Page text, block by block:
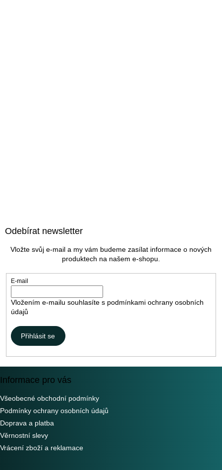
Odebírat newsletter
Vložte svůj e-mail a my vám budeme zasílat informace o nových
produktech na našem e-shopu.
E-mail
Vložením e-mailu souhlasíte s podmínkami ochrany osobních
údajů
Přihlásit se
Informace pro vás
Všeobecné obchodní podmínky
Podmínky ochrany osobních údajů
Doprava a platba
Věrnostní slevy
Vrácení zboží a reklamace